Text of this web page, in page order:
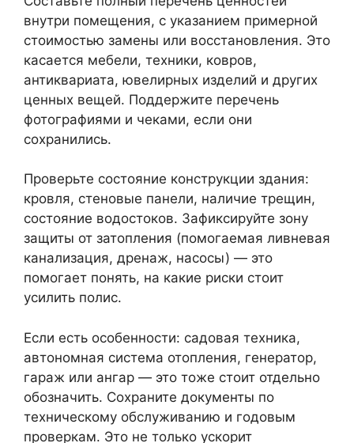
внутри помещения, с указанием примерной
стоимостью замены или восстановления. Это
касается мебели, техники, ковров,
антиквариата, ювелирных изделий и других
ценных вещей. Поддержите перечень
фотографиями и чеками, если они
сохранились.
Проверьте состояние конструкции здания:
кровля, стеновые панели, наличие трещин,
состояние водостоков. Зафиксируйте зону
защиты от затопления (помогаемая ливневая
канализация, дренаж, насосы) — это
помогает понять, на какие риски стоит
усилить полис.
Если есть особенности: садовая техника,
автономная система отопления, генератор,
гараж или ангар — это тоже стоит отдельно
обозначить. Сохраните документы по
техническому обслуживанию и годовым
проверкам. Это не только ускорит